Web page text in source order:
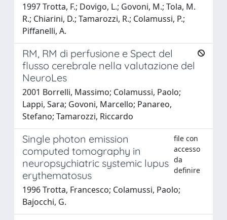
1997 Trotta, F.; Dovigo, L.; Govoni, M.; Tola, M.
R.; Chiarini, D.; Tamarozzi, R.; Colamussi, P.;
Piffanelli, A.
RM, RM di perfusione e Spect del
flusso cerebrale nella valutazione del
NeuroLes
2001 Borrelli, Massimo; Colamussi, Paolo;
Lappi, Sara; Govoni, Marcello; Panareo,
Stefano; Tamarozzi, Riccardo
Single photon emission
computed tomography in
neuropsychiatric systemic lupus
erythematosus
file con
accesso
da
definire
1996 Trotta, Francesco; Colamussi, Paolo;
Bajocchi, G.